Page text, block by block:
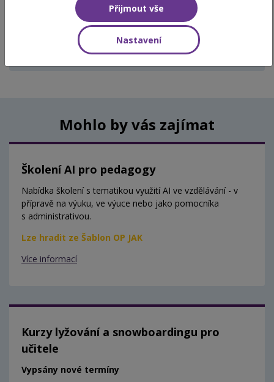
Aktuálně vypsané termíny
Aktuálně nejsou vypsány žádné termíny.
Mohlo by vás zajímat
Školení AI pro pedagogy
Nabídka školení s tematikou využití AI ve vzdělávání - v
přípravě na výuku, ve výuce nebo jako pomocníka
s administrativou.
Lze hradit ze Šablon OP JAK
Více informací
Kurzy lyžování a snowboardingu pro
učitele
Vypsány nové termíny
Přijmout vše
Nastavení